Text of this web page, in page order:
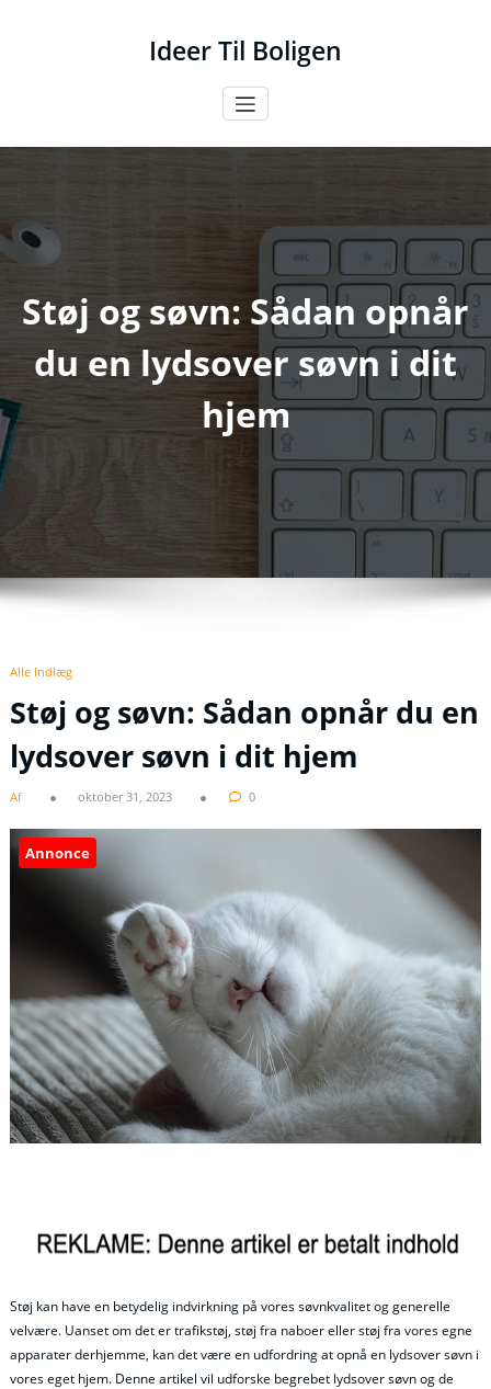
Ideer Til Boligen
Støj og søvn: Sådan opnår
du en lydsover søvn i dit
hjem
Alle Indlæg
Støj og søvn: Sådan opnår du en
lydsover søvn i dit hjem
Af oktober 31, 2023 0
Annonce
Støj kan have en betydelig indvirkning på vores søvnkvalitet og generelle
velvære. Uanset om det er trafikstøj, støj fra naboer eller støj fra vores egne
apparater derhjemme, kan det være en udfordring at opnå en lydsover søvn i
vores eget hjem. Denne artikel vil udforske begrebet lydsover søvn og de